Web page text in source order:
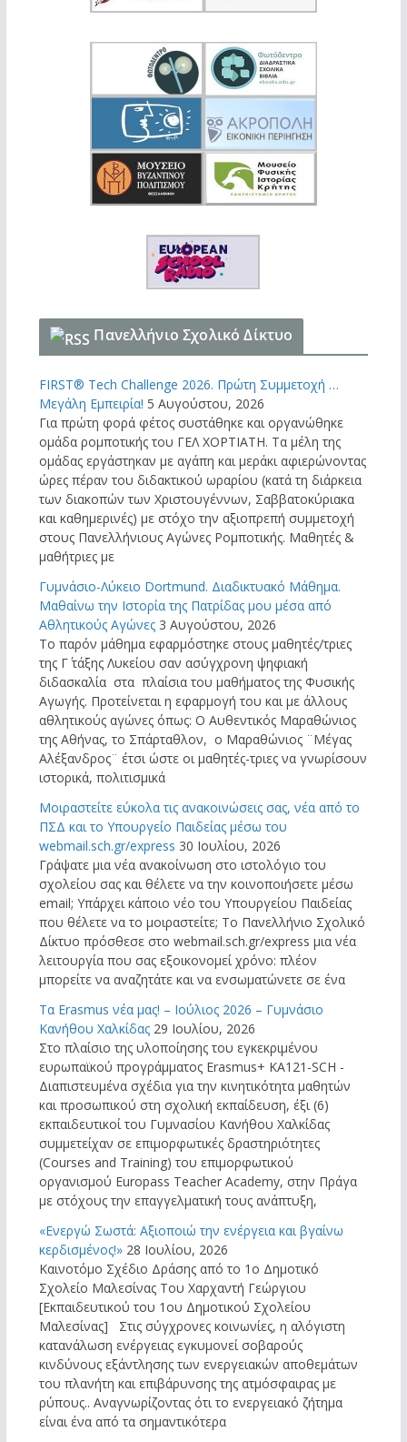
Πανελλήνιο Σχολικό Δίκτυο
FIRST® Tech Challenge 2026. Πρώτη Συμμετοχή …
Μεγάλη Εμπειρία! 5 Αυγούστου, 2026
Για πρώτη φορά φέτος συστάθηκε και οργανώθηκε
ομάδα ρομποτικής του ΓΕΛ ΧΟΡΤΙΑΤΗ. Τα μέλη της
ομάδας εργάστηκαν με αγάπη και μεράκι αφιερώνοντας
ώρες πέραν του διδακτικού ωραρίου (κατά τη διάρκεια
των διακοπών των Χριστουγέννων, Σαββατοκύριακα
και καθημερινές) με στόχο την αξιοπρεπή συμμετοχή
στους Πανελλήνιους Αγώνες Ρομποτικής. Μαθητές &
μαθήτριες με
Γυμνάσιο-Λύκειο Dortmund. Διαδικτυακό Μάθημα.
Μαθαίνω την Ιστορία της Πατρίδας μου μέσα από
Αθλητικούς Αγώνες 3 Αυγούστου, 2026
Το παρόν μάθημα εφαρμόστηκε στους μαθητές/τριες
της Γ΄ τάξης Λυκείου σαν ασύγχρονη ψηφιακή
διδασκαλία στα πλαίσια του μαθήματος της Φυσικής
Αγωγής. Προτείνεται η εφαρμογή του και με άλλους
αθλητικούς αγώνες όπως: Ο Αυθεντικός Μαραθώνιος
της Αθήνας, το Σπάρταθλον, ο Μαραθώνιος ¨Μέγας
Αλέξανδρος¨ έτσι ώστε οι μαθητές-τριες να γνωρίσουν
ιστορικά, πολιτισμικά
Μοιραστείτε εύκολα τις ανακοινώσεις σας, νέα από το
ΠΣΔ και το Υπουργείο Παιδείας μέσω του
webmail.sch.gr/express 30 Ιουλίου, 2026
Γράψατε μια νέα ανακοίνωση στο ιστολόγιο του
σχολείου σας και θέλετε να την κοινοποιήσετε μέσω
email; Υπάρχει κάποιο νέο του Υπουργείου Παιδείας
που θέλετε να το μοιραστείτε; Το Πανελλήνιο Σχολικό
Δίκτυο πρόσθεσε στο webmail.sch.gr/express μια νέα
λειτουργία που σας εξοικονομεί χρόνο: πλέον
μπορείτε να αναζητάτε και να ενσωματώνετε σε ένα
Τα Erasmus νέα μας! – Ιούλιος 2026 – Γυμνάσιο
Κανήθου Χαλκίδας 29 Ιουλίου, 2026
Στο πλαίσιο της υλοποίησης του εγκεκριμένου
ευρωπαϊκού προγράμματος Erasmus+ KA121-SCH -
Διαπιστευμένα σχέδια για την κινητικότητα μαθητών
και προσωπικού στη σχολική εκπαίδευση, έξι (6)
εκπαιδευτικοί του Γυμνασίου Κανήθου Χαλκίδας
συμμετείχαν σε επιμορφωτικές δραστηριότητες
(Courses and Training) του επιμορφωτικού
οργανισμού Europass Teacher Academy, στην Πράγα
με στόχους την επαγγελματική τους ανάπτυξη,
«Ενεργώ Σωστά: Αξιοποιώ την ενέργεια και βγαίνω
κερδισμένος!» 28 Ιουλίου, 2026
Καινοτόμο Σχέδιο Δράσης από το 1ο Δημοτικό
Σχολείο Μαλεσίνας Του Χαρχαντή Γεώργιου
[Εκπαιδευτικού του 1ου Δημοτικού Σχολείου
Μαλεσίνας] Στις σύγχρονες κοινωνίες, η αλόγιστη
κατανάλωση ενέργειας εγκυμονεί σοβαρούς
κινδύνους εξάντλησης των ενεργειακών αποθεμάτων
του πλανήτη και επιβάρυνσης της ατμόσφαιρας με
ρύπους.. Αναγνωρίζοντας ότι το ενεργειακό ζήτημα
είναι ένα από τα σημαντικότερα